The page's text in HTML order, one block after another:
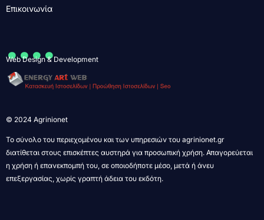
Επικοινωνία
....
Web Design & Development
© 2024 Agrinionet
Το σύνολο του περιεχομένου και των υπηρεσιών του agrinionet.gr
διατίθεται στους επισκέπτες αυστηρά για προσωπική χρήση. Απαγορεύεται
η χρήση ή επανεκπομπή του, σε οποιοδήποτε μέσο, μετά ή άνευ
επεξεργασίας, χωρίς γραπτή άδεια του εκδότη.